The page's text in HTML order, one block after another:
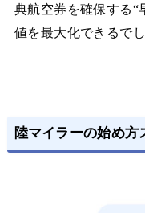
典航空券を確保する“
値を最大化できるでし
陸マイラーの始め